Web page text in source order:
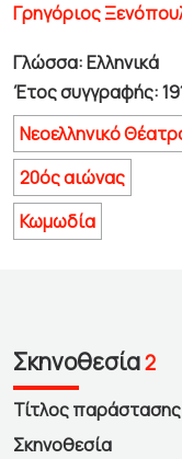
Γρηγόριος
Γλώσσα: Ελληνικά
Έτος συγγραφής:
Νεοελληνικό
20ός αιώνας
Κωμωδία
Σκηνοθεσία2
Τίτλος παράστασης
Σκηνοθεσία